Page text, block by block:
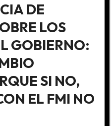
DE
LOS
GOBIERNO:
SI NO,
EL FMI NO